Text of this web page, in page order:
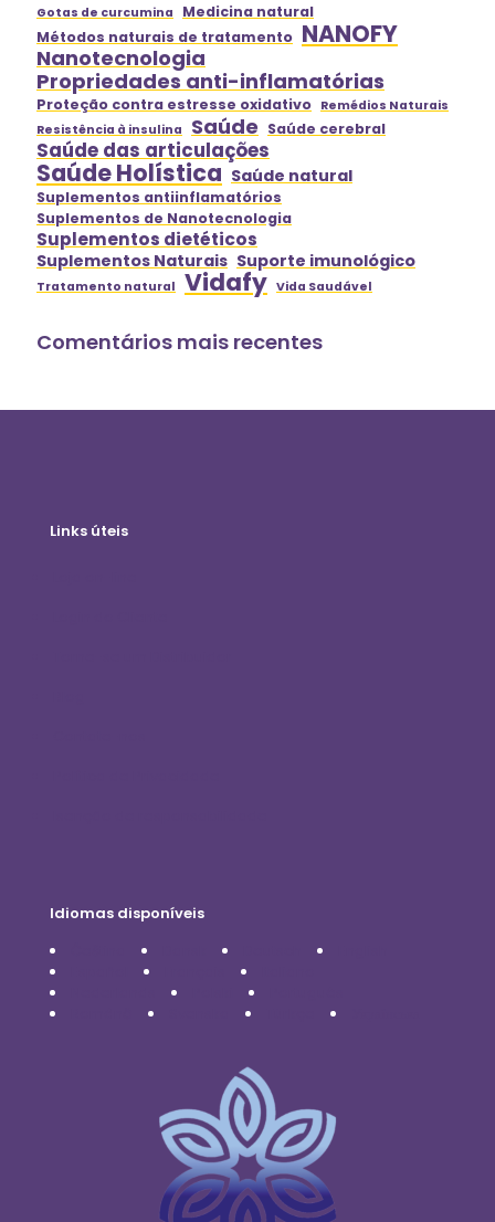
Gotas de curcumina
Medicina natural
Métodos naturais de tratamento NANOFY
Nanotecnologia
Propriedades anti-inflamatórias
Proteção contra estresse oxidativo Remédios Naturais
Resistência à insulina
Saúde Saúde cerebral
Saúde das articulações
Saúde Holística Saúde natural
Suplementos antiinflamatórios
Suplementos de Nanotecnologia
Suplementos dietéticos
Suplementos Naturais Suporte imunológico
Tratamento natural Vidafy Vida Saudável
Comentários mais recentes
Links úteis
Idiomas disponíveis